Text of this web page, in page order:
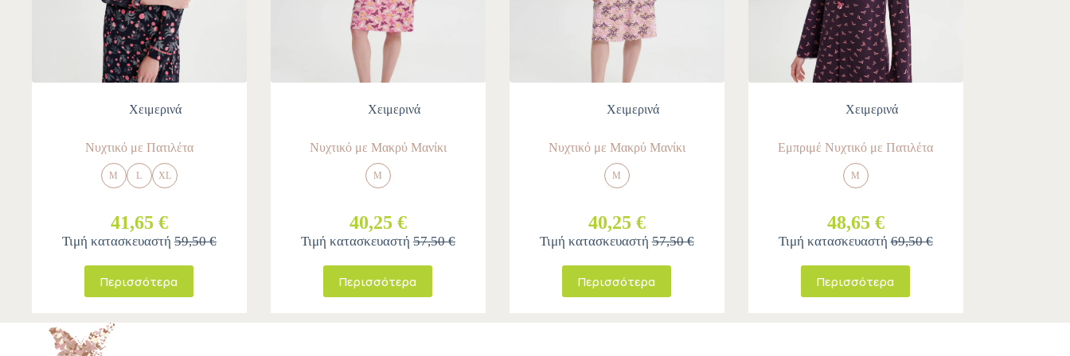
Χειμερινά
Νυχτικό με Πατιλέτα
M L XL
41,65 €
Τιμή κατασκευαστή 59,50 €
Περισσότερα
Χειμερινά
Νυχτικό με Μακρύ Μανίκι
M
40,25 €
Τιμή κατασκευαστή57,50 €
Περισσότερα
Χειμερινά
Νυχτικό με Μακρύ Μανίκι
M
40,25 €
Τιμή κατασκευαστή57,50 €
Περισσότερα
Χειμερινά
Εμπριμέ Νυχτικό με Πατιλέτα
M
48,65 €
Τιμή κατασκευαστή69,50 €
Περισσότερα